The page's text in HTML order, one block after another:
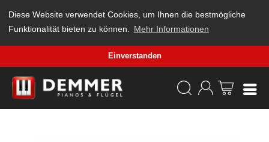
Diese Website verwendet Cookies, um Ihnen die bestmögliche
Funktionalität bieten zu können.
Mehr Informationen
Einverstanden